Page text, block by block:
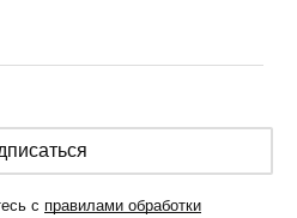
с правилами обработки